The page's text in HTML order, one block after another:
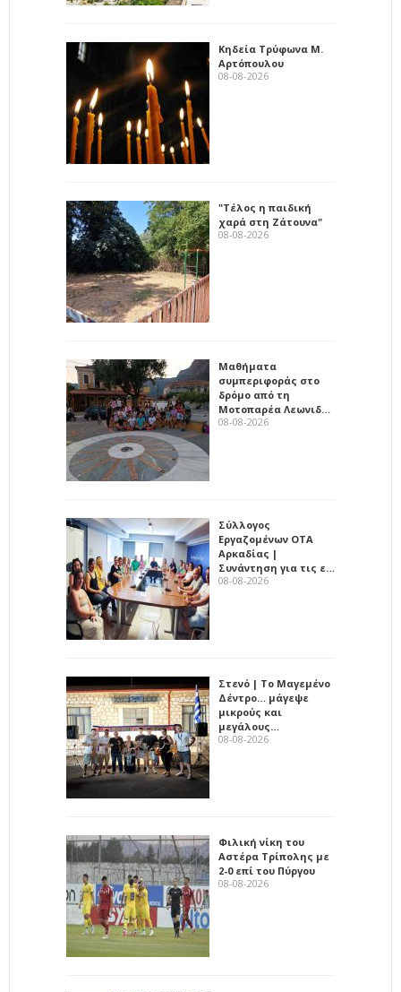
Κηδεία Τρύφωνα Μ.
Αρτόπουλου
08-08-2026
"Τέλος η παιδική
χαρά στη Ζάτουνα"
08-08-2026
Μαθήματα
συμπεριφοράς στο
δρόμο από τη
Μοτοπαρέα Λεωνιδ…
08-08-2026
Σύλλογος
Εργαζομένων ΟΤΑ
Αρκαδίας |
Συνάντηση για τις ε…
08-08-2026
Στενό | Το Μαγεμένο
Δέντρο… μάγεψε
μικρούς και
μεγάλους…
08-08-2026
Φιλική νίκη του
Αστέρα Τρίπολης με
2-0 επί του Πύργου
08-08-2026